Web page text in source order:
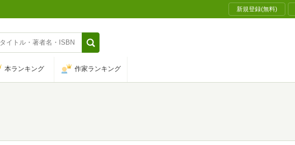
新規登録(無料)
本ランキング 作家ランキング